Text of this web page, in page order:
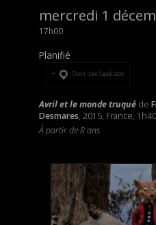
mercredi 1
17h00
Planifié
Ouvrir dans l’application
Avril et le monde truqué de
Desmares, 2015, France, 1h40
À partir de 8 ans